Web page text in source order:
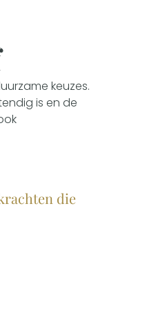
keuzes.
is en de
die